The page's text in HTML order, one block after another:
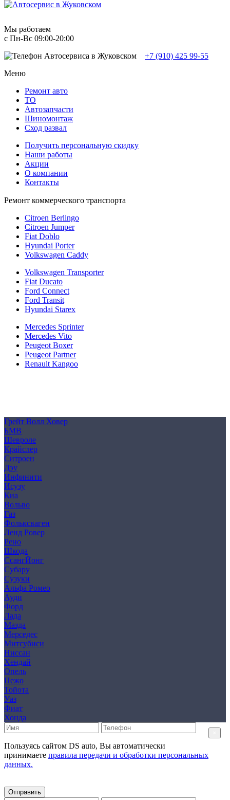
Мы работаем
с Пн-Вc 09:00-20:00
+7 (910) 425 99-55
Меню
Ремонт авто
TO
Автозапчасти
Шиномонтаж
Сход развал
Получить персональную скидку
Наши работы
Акции
О компании
Контакты
Ремонт коммерческого транспорта
Citroen Berlingo
Citroen Jumper
Fiat Doblo
Hyundai Porter
Volkswagen Caddy
Volkswagen Transporter
Fiat Ducato
Ford Connect
Ford Transit
Hyundai Starex
Mercedes Sprinter
Mercedes Vito
Peugeot Boxer
Peugeot Partner
Renault Kangoo
Грейт Волл Ховер
БМВ
Шевроле
Крайслер
Ситроен
Дэу
Инфинити
Исузу
Киа
Вольво
Газ
Фольксваген
Ленд Ровер
Рено
Шкода
СсангЙонг
Субару
Сузуки
Альфа Ромео
Ауди
Форд
Лада
Мазда
Мерседес
Митсубиси
Ниссан
Хендай
Опель
Пежо
Тойота
Уаз
Фиат
Хонда
Пользуясь сайтом DS auto, Вы автоматически
принимаете правила передачи и обработки персональных
данных.
Отправить